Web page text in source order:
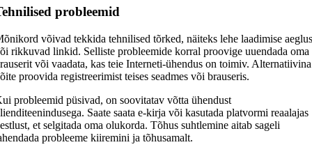
probleemid
võivad tekkida tehnilised tõrked, näiteks lehe laadimise
rikkuvad linkid. Selliste probleemide korral proovige uuendada oma
või vaadata, kas teie Interneti-ühendus on toimiv. Alternatiivina
proovida registreerimist teises seadmes või brauseris.
probleemid püsivad, on soovitatav võtta ühendust
Saate saata e-kirja või kasutada platvormi reaalajas
et selgitada oma olukorda. Tõhus suhtlemine aitab sageli
probleeme kiiremini ja tõhusamalt.